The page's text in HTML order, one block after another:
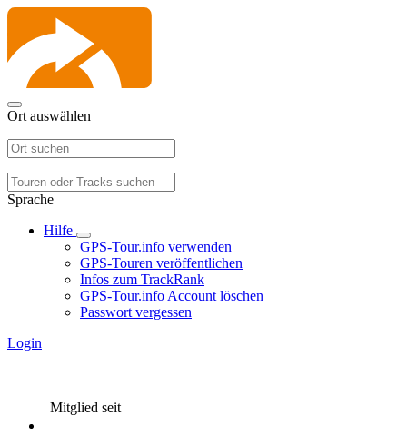
Ort auswählen
Sprache
Hilfe
GPS-Tour.info verwenden
GPS-Touren veröffentlichen
Infos zum TrackRank
GPS-Tour.info Account löschen
Passwort vergessen
Login
Mitglied seit